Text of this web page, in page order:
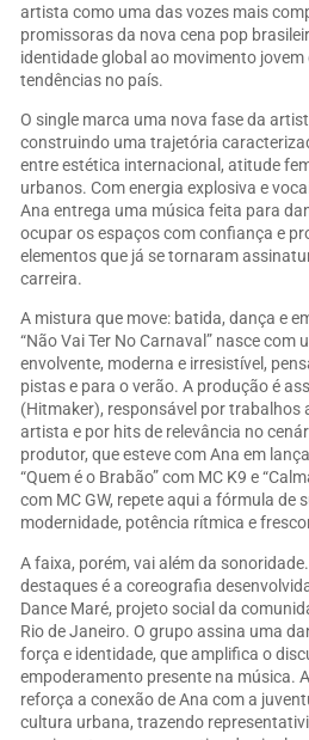
artista como uma das vozes mais
promissoras da nova cena pop
identidade global ao movimento jovem
tendências no país.
O single marca uma nova fase da
construindo uma trajetória
entre estética internacional, atitude
urbanos. Com energia explosiva e
Ana entrega uma música feita para
ocupar os espaços com confiança e
elementos que já se tornaram
carreira.
A mistura que move: batida, dança e
“Não Vai Ter No Carnaval” nasce com
envolvente, moderna e irresistível,
pistas e para o verão. A produção é
(Hitmaker), responsável por trabalhos
artista e por hits de relevância no
produtor, que esteve com Ana em
“Quem é o Brabão” com MC K9 e
com MC GW, repete aqui a fórmula de
modernidade, potência rítmica e
A faixa, porém, vai além da
destaques é a coreografia
Dance Maré, projeto social da
Rio de Janeiro. O grupo assina uma
força e identidade, que amplifica o
empoderamento presente na música.
reforça a conexão de Ana com a
cultura urbana, trazendo